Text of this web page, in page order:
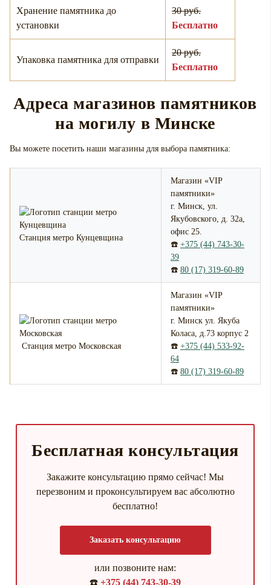
Хранение памятника до
установки
30 руб.
Бесплатно
Упаковка памятника для отправки
20 руб.
Бесплатно
Адреса магазинов памятников
на могилу в Минске
Вы можете посетить наши магазины для выбора памятника:
Станция метро Кунцевщина
Магазин «VIP
памятники»
г. Минск, ул.
Якубовского, д. 32а,
офис 25.
☎️ +375 (44) 743-30-
39
☎️ 80 (17) 319-60-89
Станция метро Московская
Магазин «VIP
памятники»
г. Минск ул. Якуба
Коласа, д.73 корпус 2
☎️ +375 (44) 533-92-
64
☎️ 80 (17) 319-60-89
Бесплатная консультация
Закажите консультацию прямо сейчас! Мы
перезвоним и проконсультируем вас абсолютно
бесплатно!
Заказать консультацию
или позвоните нам:
☎️ +375 (44) 743-30-39